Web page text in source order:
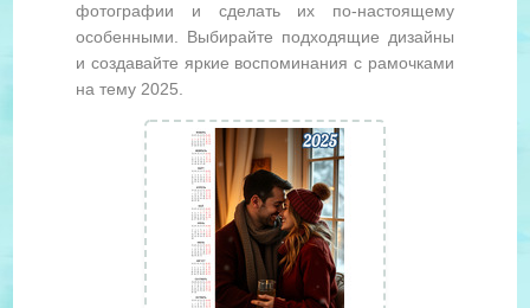
фотографии и сделать их по-настоящему
особенными. Выбирайте подходящие дизайны
и создавайте яркие воспоминания с рамочками
на тему 2025.